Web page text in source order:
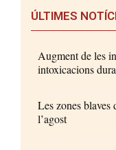
ÚLTIMES
Augment de les
intoxicacions
Les zones blaves
l’agost